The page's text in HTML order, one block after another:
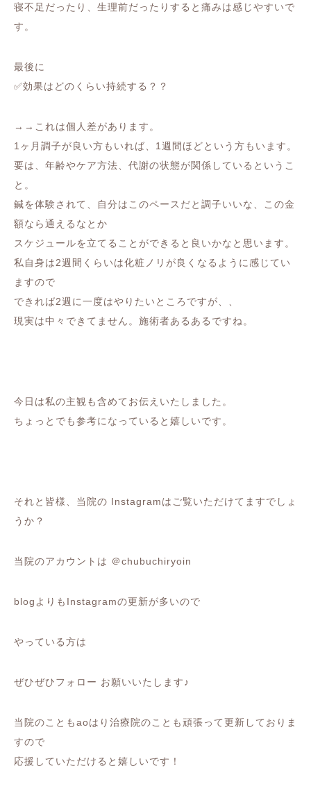
寝不足だったり、生理前だったりすると痛みは感じやすいで
す。
最後に
✅効果はどのくらい持続する？？
→→これは個人差があります。
1ヶ月調子が良い方もいれば、1週間ほどという方もいます。
要は、年齢やケア方法、代謝の状態が関係しているというこ
と。
鍼を体験されて、自分はこのペースだと調子いいな、この金
額なら通えるなとか
スケジュールを立てることができると良いかなと思います。
私自身は2週間くらいは化粧ノリが良くなるように感じてい
ますので
できれば2週に一度はやりたいところですが、、
現実は中々できてません。施術者あるあるですね。
今日は私の主観も含めてお伝えいたしました。
ちょっとでも参考になっていると嬉しいです。
それと皆様、当院の Instagramはご覧いただけてますでしょ
うか？
当院のアカウントは ＠chubuchiryoin
blogよりもInstagramの更新が多いので
やっている方は
ぜひぜひフォロー お願いいたします♪
当院のこともaoはり治療院のことも頑張って更新しておりま
すので
応援していただけると嬉しいです！